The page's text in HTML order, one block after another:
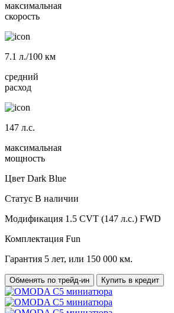
максимальная
скорость
7.1 л./100 км
средний
расход
147 л.с.
максимальная
мощность
Цвет Dark Blue
Статус В наличии
Модификация 1.5 CVT (147 л.с.) FWD
Комплектация Fun
Гарантия 5 лет, или 150 000 км.
Обменять по трейд-ин Купить в кредит